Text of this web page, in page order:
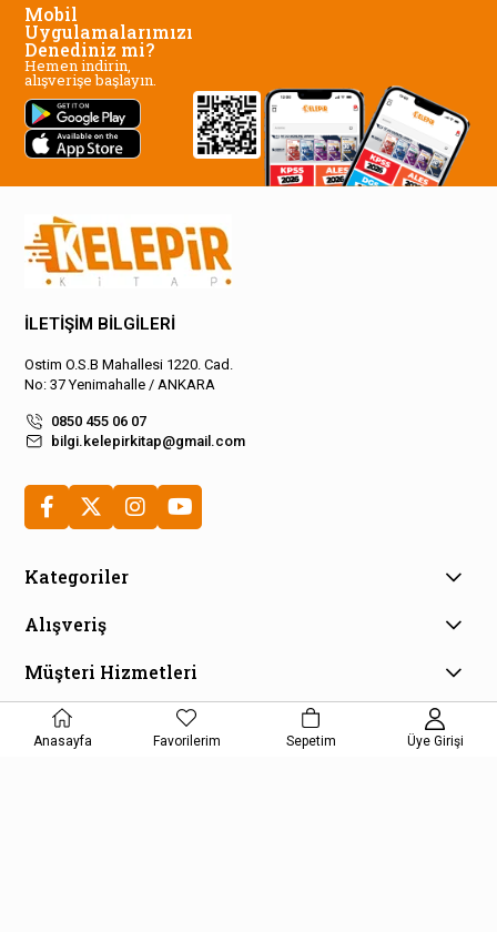
Mobil
Uygulamalarımızı
Denediniz mi?
Hemen indirin,
alışverişe başlayın.
İLETİŞİM BİLGİLERİ
Ostim O.S.B Mahallesi 1220. Cad.
No: 37 Yenimahalle / ANKARA
0850 455 06 07
bilgi.kelepirkitap@gmail.com
Kategoriler
Alışveriş
Müşteri Hizmetleri
E-Bülten Aboneliği
Kampanya ve fırsatlardan haberdar olmak için e-bültenimize
Anasayfa Favorilerim Sepetim Üye Girişi